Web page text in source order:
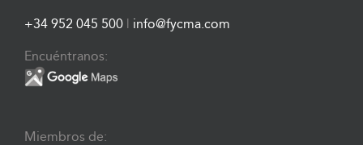
+34 952 045 500 | info@fycma.com
Encuéntranos:
Miembros de: